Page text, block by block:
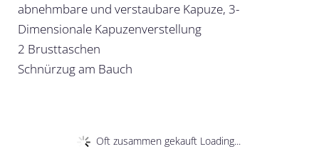
abnehmbare und verstaubare Kapuze, 3-
Dimensionale Kapuzenverstellung
2 Brusttaschen
Schnürzug am Bauch
Oft zusammen gekauft Loading...